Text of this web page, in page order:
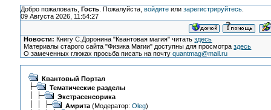
Добро пожаловать, Гость. Пожалуйста, войдитеили зарегистрируйтесь.
09 Августа 2026, 11:54:27
Новости: Книгу С.Доронина "Квантовая магия" читатьздесь
Материалы старого сайта "Физика Магии" доступны для просмотраздесь
О замеченных глюках просьба писать на почтуquantmag@mail.ru
Квантовый Портал
Тематические разделы
Экстрасенсорика
Амрита(Модератор: Oleg)